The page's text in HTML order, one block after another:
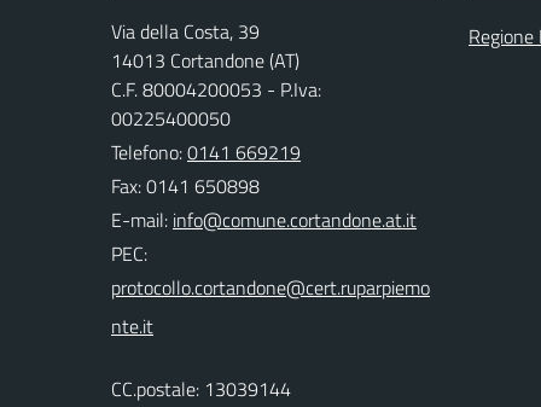
Via della Costa, 39
14013 Cortandone (AT)
C.F. 80004200053 - P.Iva:
00225400050
Telefono:0141 669219
Fax: 0141 650898
E-mail:
PEC:
CC.postale: 13039144